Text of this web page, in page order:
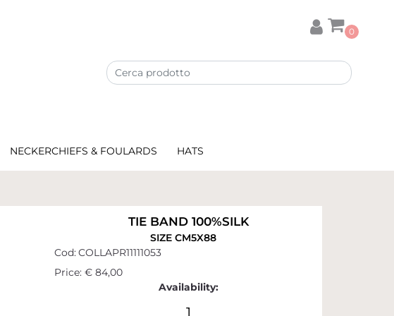
0
NECKERCHIEFS & FOULARDS HATS
TIE BAND 100%SILK
SIZE CM5X88
Cod:COLLAPR11111053
Price: € 84,00
Availability: